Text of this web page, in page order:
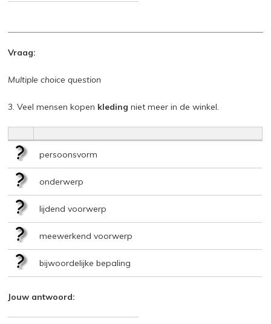
Vraag:
Multiple choice question
3. Veel mensen kopen kleding niet meer in de winkel.
persoonsvorm
onderwerp
lijdend voorwerp
meewerkend voorwerp
bijwoordelijke bepaling
Jouw antwoord: